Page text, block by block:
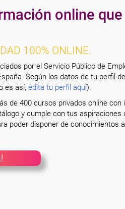
online
100% ONLINE.
por el Servicio Público de
Según los datos de tu perfil
es así, edita tu perfil aquí).
de 400 cursos privados online
y cumple con tus
poder disponer de conocimientos